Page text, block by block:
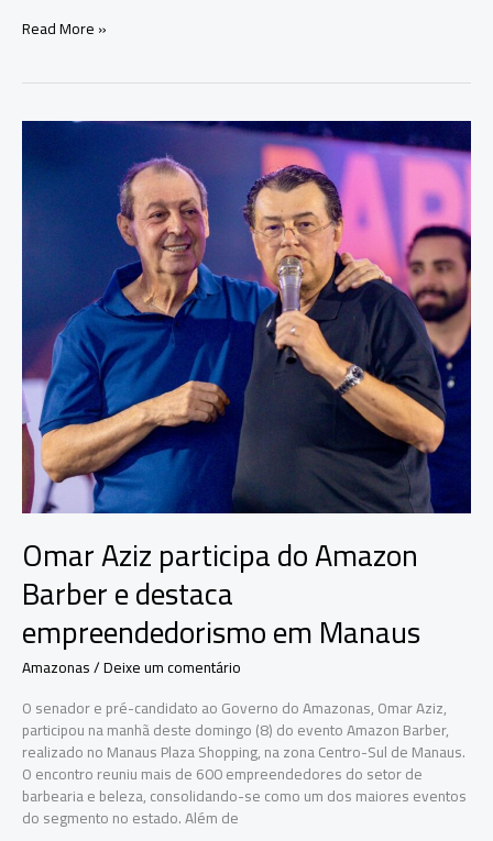
Omar
no
atuação
Read More »
Omar Aziz participa do Amazon
Barber e destaca
empreendedorismo em Manaus
Amazonas/Deixe um comentário
O senador e pré-candidato ao Governo do Amazonas, Omar Aziz,
participou na manhã deste domingo (8) do evento Amazon Barber,
realizado no Manaus Plaza Shopping, na zona Centro-Sul de Manaus.
O encontro reuniu mais de 600 empreendedores do setor de
barbearia e beleza, consolidando-se como um dos maiores eventos
do segmento no estado. Além de